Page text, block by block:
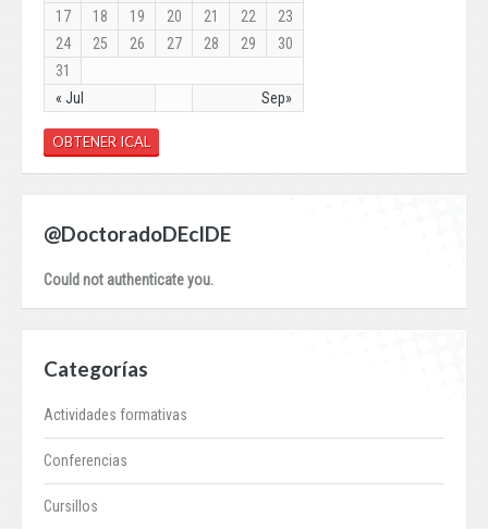
« Jul Sep»
17
18 19 20 21 22
23
24
25 26 27 28 29
30
31
OBTENER ICAL
@DoctoradoDEcIDE
Could not authenticate you.
Categorías
Actividades formativas
Conferencias
Cursillos